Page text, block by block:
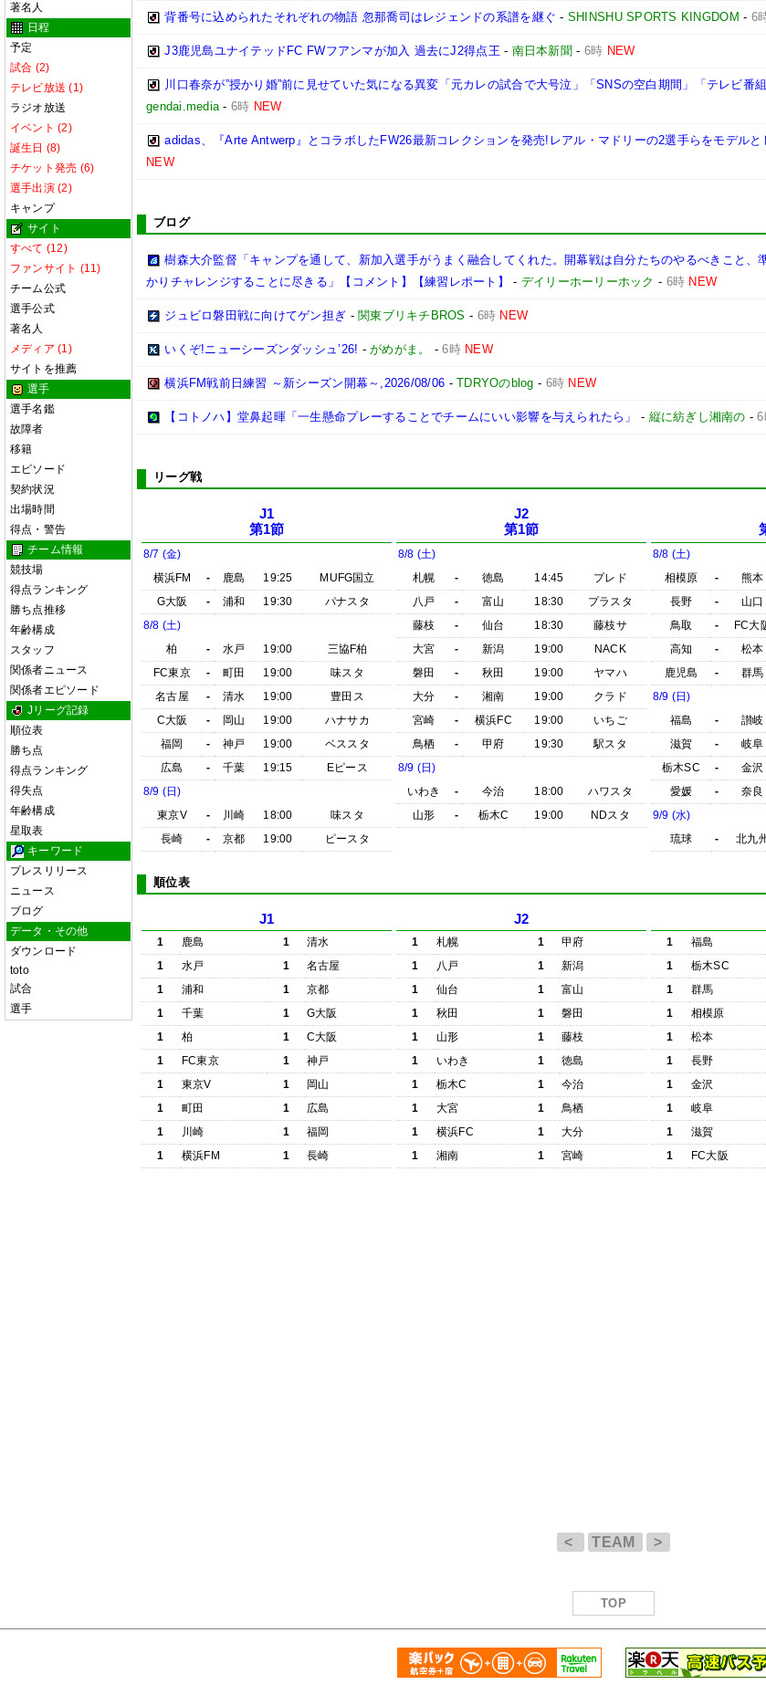
著名人
日程
予定
試合 (2)
テレビ放送 (1)
ラジオ放送
イベント (2)
誕生日 (8)
チケット発売 (6)
選手出演 (2)
キャンプ
サイト
すべて (12)
ファンサイト (11)
チーム公式
選手公式
著名人
メディア (1)
サイトを推薦
選手
選手名鑑
故障者
移籍
エピソード
契約状況
出場時間
得点・警告
チーム情報
競技場
得点ランキング
勝ち点推移
年齢構成
スタッフ
関係者ニュース
関係者エピソード
Jリーグ記録
順位表
勝ち点
得点ランキング
得失点
年齢構成
星取表
キーワード
プレスリリース
ニュース
ブログ
データ・その他
ダウンロード
toto
試合
選手
背番号に込められたそれぞれの物語 忽那喬司はレジェンドの系譜を継ぐ - SHINSHU SPORTS KINGDOM - 6
J3鹿児島ユナイテッドFC FWフアンマが加入 過去にJ2得点王 - 南日本新聞 - 6時 NEW
川口春奈が”授かり婚”前に見せていた気になる異変「元カレの試合で大号泣」「SNSの空白期間」「テレビ番
gendai.media-6時 NEW
adidas、『Arte Antwerp』とコラボしたFW26最新コレクションを発売!レアル・マドリーの2選手らをモデルと
NEW
ブログ
樹森大介監督「キャンプを通して、新加入選手がうまく融合してくれた。開幕戦は自分たちのやるべきこと、
かりチャレンジすることに尽きる」【コメント】【練習レポート】
- デイリーホーリーホック - 6時 NEW
ジュビロ磐田戦に向けてゲン担ぎ - 関東ブリキチBROS - 6時 NEW
いくぞ!ニューシーズンダッシュ’26! -がめがま。 -6時 NEW
横浜FM戦前日練習 ～新シーズン開幕～,2026/08/06 -TDRYOのblog - 6時 NEW
【コトノハ】堂鼻起暉「一生懸命プレーすることでチームにいい影響を与えられたら」 - 縦に紡ぎし湘南の -6
リーグ戦
J1
第1節
8/7 (金)
横浜FM
- 鹿島 19:25
MUFG国立
G大阪
- 浦和 19:30
パナスタ
8/8 (土)
柏
- 水戸 19:00
三協F柏
FC東京
- 町田 19:00
味スタ
名古屋
- 清水 19:00
豊田ス
C大阪
- 岡山 19:00
ハナサカ
福岡
- 神戸 19:00
ベススタ
広島
- 千葉 19:15
Eピース
8/9 (日)
東京V
- 川崎 18:00
味スタ
長崎
- 京都 19:00 ピースタ
J2
第1節
8/8 (土)
札幌
- 徳島 14:45
プレド
八戸
- 富山 18:30
プラスタ
藤枝
- 仙台 18:30
藤枝サ
大宮
- 新潟 19:00
NACK
磐田
- 秋田 19:00
ヤマハ
大分
- 湘南 19:00
クラド
宮崎
- 横浜FC 19:00
いちご
鳥栖
- 甲府 19:30
駅スタ
8/9 (日)
いわき
- 今治 18:00
ハワスタ
山形
- 栃木C 19:00 NDスタ
8/8 (土)
相模原
- 熊本
長野
- 山口
鳥取
- FC大
高知
- 松本
鹿児島
- 群馬
8/9 (日)
福島
- 讃岐
滋賀
- 岐阜
栃木SC
- 金沢
愛媛
- 奈良
9/9 (水)
琉球
- 北九
順位表
J1
1 鹿島 1
清水
1
水戸 1
名古屋
1
浦和 1
京都
1
千葉 1
G大阪
1
柏 1
C大阪
1
FC東京 1
神戸
1
東京V 1
岡山
1
町田 1
広島
1
川崎 1
福岡
1
横浜FM 1 長崎
J2
1 札幌 1
甲府
1
八戸 1
新潟
1
仙台 1
富山
1
秋田 1
磐田
1
山形 1
藤枝
1
いわき 1
徳島
1
栃木C 1
今治
1
大宮 1
鳥栖
1
横浜FC 1
大分
1
湘南 1 宮崎
1 福島
1
栃木SC
1
群馬
1
相模原
1
松本
1
長野
1
金沢
1
岐阜
1
滋賀
1
FC大阪
< TEAM >
TOP